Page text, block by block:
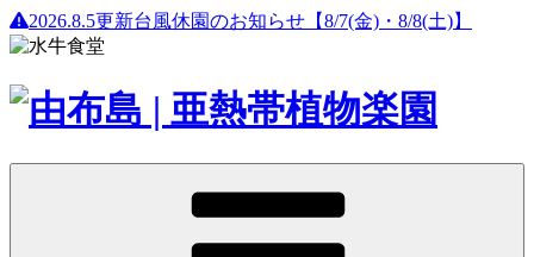
2026.8.5更新台風休園のお知らせ【8/7(金)・8/8(土)】